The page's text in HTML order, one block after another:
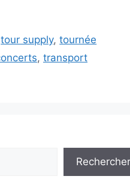
tour supply,tournée
, transport
Rechercher